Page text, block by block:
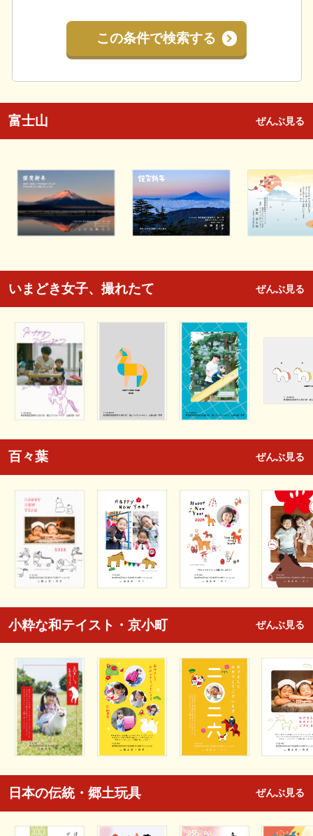
この条件で検索する
富士山 ぜんぶ見る
いまどき女子、撮れたて ぜんぶ見る
百々葉 ぜんぶ見る
小粋な和テイスト・京小町 ぜんぶ見る
日本の伝統・郷土玩具 ぜんぶ見る